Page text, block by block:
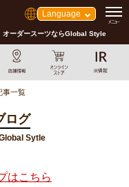
Language
オーダースーツならGlobal Style
事一覧
ログ
Sytle
はこちら